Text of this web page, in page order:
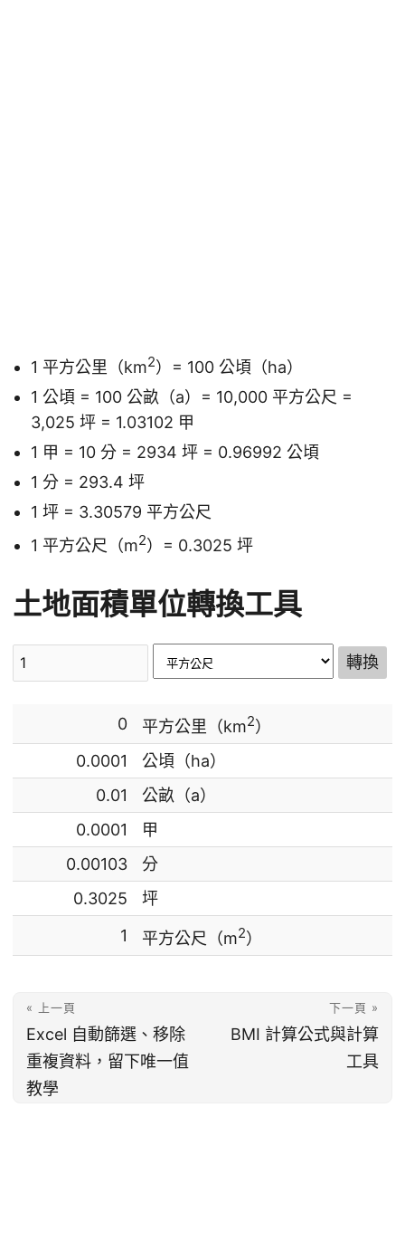
1 平方公里（km2）= 100 公頃（ha）
1 公頃 = 100 公畝（a）= 10,000 平方公尺 =
3,025 坪 = 1.03102 甲
1 甲 = 10 分 = 2934 坪 = 0.96992 公頃
1 分 = 293.4 坪
1 坪 = 3.30579 平方公尺
1 平方公尺（m2）= 0.3025 坪
土地面積單位轉換工具
轉換
0 平方公里（km2）
0.0001
公頃（ha）
0.01
公畝（a）
0.0001
甲
0.00103
分
0.3025
坪
1
平方公尺（m2）
« 上一頁
Excel 自動篩選、移除
重複資料，留下唯一值
教學
下一頁 »
BMI 計算公式與計算
工具